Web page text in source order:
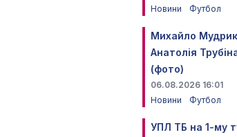
Новини
Футбол
Михайло Мудрик
Анатолія
(фото)
06.08.2026 16:01
Новини
Футбол
УПЛ ТБ на 1-му